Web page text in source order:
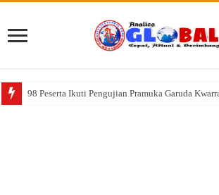
98 Peserta Ikuti Pengujian Pramuka Garuda